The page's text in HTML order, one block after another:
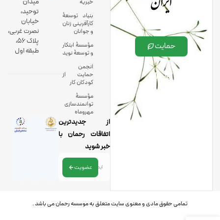
حمایت
خیریه
بنیاد توسعۀ
کارآفرینی زنان
و جوانان
مؤسسۀ ابتکار
و توسعۀ نوید
انجمن
حمایت از
کودکان کار
مؤسسۀ
توانمندسازی
مهروماه
توحید،
خیابان
نصرت غربی،
پلاک 56،
طبقه اول
از جدیدترین
اتفاقات رحمان با
خبر شوید
عضویت
تمامی حقوق مادی و معنوی سایت متعلق به موسسه رحمان می باشد .